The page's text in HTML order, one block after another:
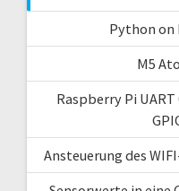
Python on
M5
Raspberry Pi
Ansteuerung des